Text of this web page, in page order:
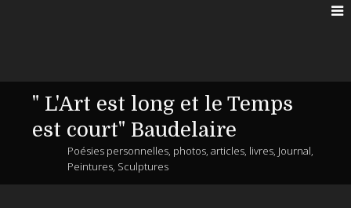
" L'Art est long et le Temps
est court" Baudelaire
Poésies personnelles, photos, articles, livres, Journal,
Peintures, Sculptures